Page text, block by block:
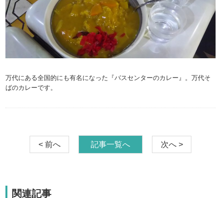
万代にある全国的にも有名になった『バスセンターのカレー』。万代そ
ばのカレーです。
< 前へ 記事一覧へ 次へ >
関連記事